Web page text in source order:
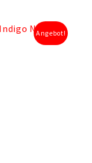
Angebot!